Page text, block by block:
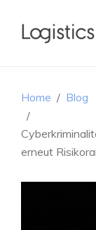
Home Blog
erneut